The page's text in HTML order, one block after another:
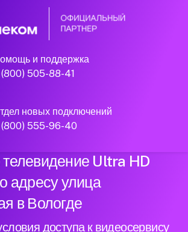
и поддержка
505-88-41
новых подключений
555-96-40
Ростелеком
новый интернет и
телевидение Ultra HD
адресу улица
в Вологде
доступа к видеосервису